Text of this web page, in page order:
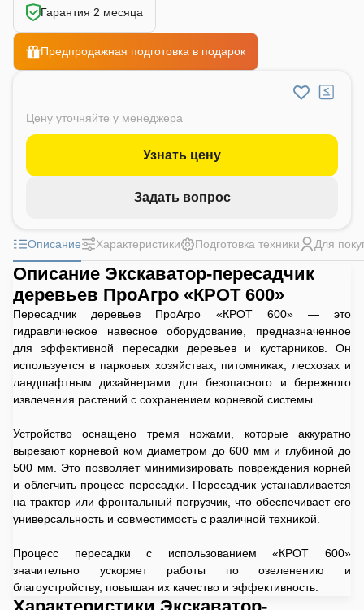
Гарантия 2 месяца
Предпродажная подготовка в подарок
Цену уточняйте у менеджера
Узнать цену
Задать вопрос
Описание Характеристики Подготовка техники Для
Описание Экскаватор-пересадчик
деревьев ПроАгро «КРОТ 600»
Пересадчик деревьев ПроАгро «КРОТ 600» — это
гидравлическое навесное оборудование, предназначенное
для эффективной пересадки деревьев и кустарников. Он
используется в парковых хозяйствах, питомниках, лесхозах и
ландшафтным дизайнерами для безопасного и бережного
извлечения растений с сохранением корневой системы.
Устройство оснащено тремя ножами, которые аккуратно
вырезают корневой ком диаметром до 600 мм и глубиной до
500 мм. Это позволяет минимизировать повреждения корней
и облегчить процесс пересадки. Пересадчик устанавливается
на трактор или фронтальный погрузчик, что обеспечивает его
универсальность и совместимость с различной техникой.
Процесс пересадки с использованием «КРОТ 600»
значительно ускоряет работы по озеленению и
благоустройству, повышая их качество и эффективность.